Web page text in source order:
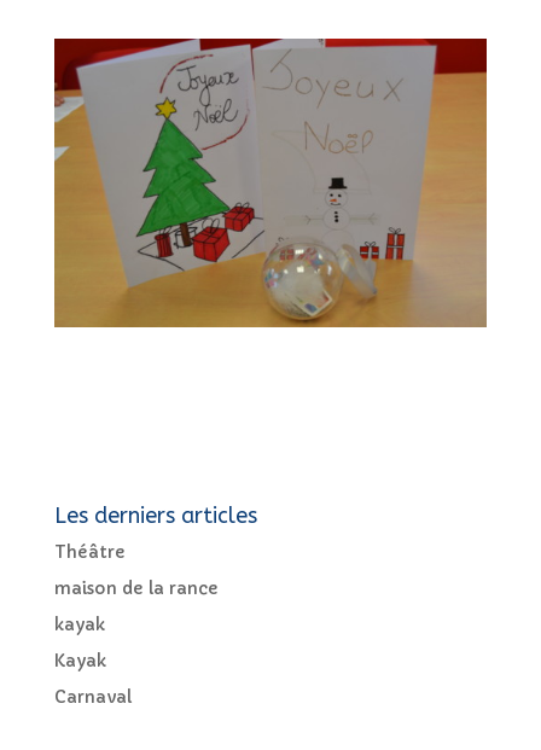
Les derniers articles
Théâtre
maison de la rance
kayak
Kayak
Carnaval